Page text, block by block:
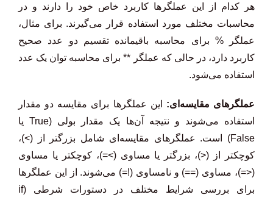
هر کدام از این عملگرها کاربرد خاص خود را دارند و در
محاسبات مختلف مورد استفاده قرار می‌گیرند. برای مثال،
عملگر % برای محاسبه باقیمانده تقسیم دو عدد صحیح
کاربرد دارد، در حالی که عملگر ** برای محاسبه توان یک عدد
استفاده می‌شود.
عملگرهای مقایسه‌ای: این عملگرها برای مقایسه دو مقدار
استفاده می‌شوند و نتیجه آن‌ها یک مقدار بولی (True یا
False) است. عملگرهای مقایسه‌ای شامل بزرگتر از (>)،
کوچکتر از (<)، بزرگتر یا مساوی (>=)، کوچکتر یا مساوی
(<=)، مساوی (==) و نامساوی (!=) می‌شوند. از این عملگرها
برای بررسی شرایط مختلف در دستورات شرطی (if